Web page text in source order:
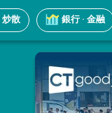
炒散 銀行 · 金融